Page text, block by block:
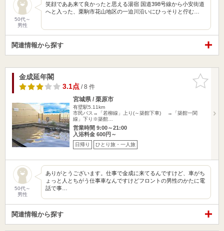
50代～
男性
笑顔でああ来て良かったと思える湯宿 国道398号線から小安街道
へと入った、栗駒市花山地区の一迫川沿いにひっそりと佇む…
関連情報から探す
お気に入
りに追加
金成延年閣
3.1点/ 8 件
宮城県 / 栗原市
有壁駅5.11km
市民バス→「若柳線」上り(～築館下車) →「築館一関
線」下り※築館…
営業時間 9:00～21:00
入浴料金 600円～
日帰り ひとり旅・一人旅
50代～
男性
ありがとうございます。仕事で金成に来てるんですけど、車がち
ょっと人とちがう仕事車なんですけどフロントの男性のかたに電
話で事…
関連情報から探す